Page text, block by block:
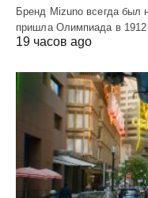
Бренд Mizuno всегда был
пришла Олимпиада в
19 часов ago